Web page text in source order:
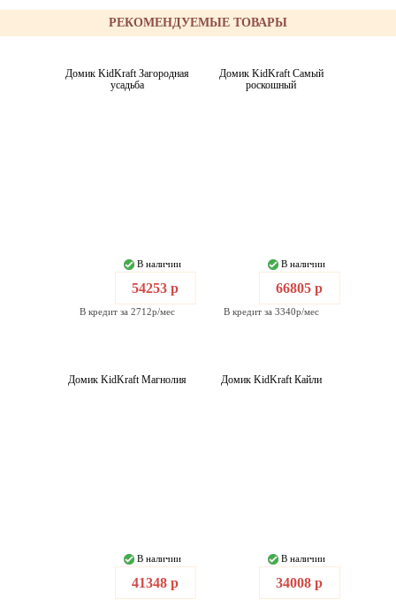
РЕКОМЕНДУЕМЫЕ ТОВАРЫ
Домик KidKraft Загородная
усадьба
В наличии
54253 р
В кредит за 2712р/мес
Домик KidKraft Самый
роскошный
В наличии
66805 р
В кредит за 3340р/мес
Домик KidKraft Магнолия
В наличии
41348 р
Домик KidKraft Кайли
В наличии
34008 р